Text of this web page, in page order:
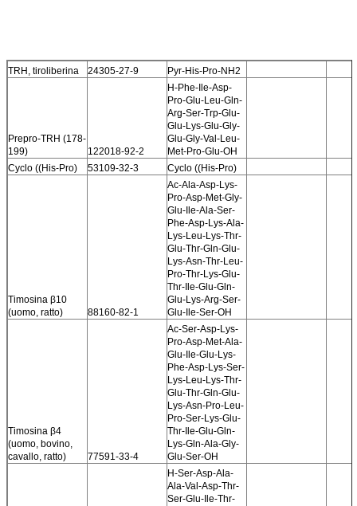
TRH, tiroliberina 24305-27-9 Pyr-His-Pro-NH2
Prepro-TRH (178-
199)
122018-92-2
H-Phe-Ile-Asp-
Pro-Glu-Leu-Gln-
Arg-Ser-Trp-Glu-
Glu-Lys-Glu-Gly-
Glu-Gly-Val-Leu-
Met-Pro-Glu-OH
Cyclo ((His-Pro)
53109-32-3 Cyclo ((His-Pro)
Timosina β10
(uomo, ratto)
88160-82-1
Ac-Ala-Asp-Lys-
Pro-Asp-Met-Gly-
Glu-Ile-Ala-Ser-
Phe-Asp-Lys-Ala-
Lys-Leu-Lys-Thr-
Glu-Thr-Gln-Glu-
Lys-Asn-Thr-Leu-
Pro-Thr-Lys-Glu-
Thr-Ile-Glu-Gln-
Glu-Lys-Arg-Ser-
Glu-Ile-Ser-OH
Timosina β4
(uomo, bovino,
cavallo, ratto)
77591-33-4
Ac-Ser-Asp-Lys-
Pro-Asp-Met-Ala-
Glu-Ile-Glu-Lys-
Phe-Asp-Lys-Ser-
Lys-Leu-Lys-Thr-
Glu-Thr-Gln-Glu-
Lys-Asn-Pro-Leu-
Pro-Ser-Lys-Glu-
Thr-Ile-Glu-Gln-
Lys-Gln-Ala-Gly-
Glu-Ser-OH
H-Ser-Asp-Ala-
Ala-Val-Asp-Thr-
Ser-Glu-Ile-Thr-